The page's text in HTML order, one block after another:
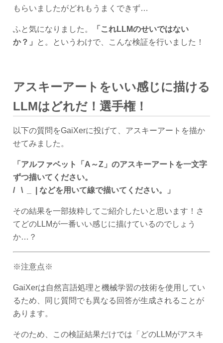
もらいましたがどれもうまくできず…
ふと気になりました。
「これLLMのせいではない
か？」
と。というわけで、こんな検証を行いました！
アスキーアートをいい感じに描ける
LLMはどれだ！選手権！
以下の質問をGaiXerに投げて、アスキーアートを描か
せてみました。
「アルファベット「A～Z」のアスキーアートを一文字
ずつ描いてください。
/ \ _ | などを用いて線で描いてください。」
その結果を一部抜粋してご紹介したいと思います！さ
てどのLLMが一番いい感じに描けているのでしょう
か…？
※注意点※
GaiXerは自然言語処理と機械学習の技術を使用してい
るため、同じ質問でも異なる回答が生成されることが
あります。
そのため、この検証結果だけでは「どのLLMがアスキ